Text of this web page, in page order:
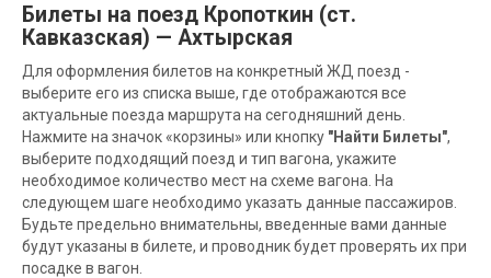
Билеты на поезд Кропоткин (ст.
Кавказская) — Ахтырская
Для оформления билетов на конкретный ЖД поезд -
выберите его из списка выше, где отображаются все
актуальные поезда маршрута на сегодняшний день.
Нажмите на значок «корзины» или кнопку "Найти Билеты",
выберите подходящий поезд и тип вагона, укажите
необходимое количество мест на схеме вагона. На
следующем шаге необходимо указать данные пассажиров.
Будьте предельно внимательны, введенные вами данные
будут указаны в билете, и проводник будет проверять их при
посадке в вагон.